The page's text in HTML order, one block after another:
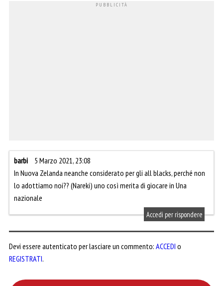
barbi
5 Marzo 2021, 23:08
In Nuova Zelanda neanche considerato per gli all blacks, perché non
lo adottiamo noi?? (Nareki) uno così merita di giocare in Una
nazionale
Accedi per rispondere
Devi essere autenticato per lasciare un commento: ACCEDI o
REGISTRATI.